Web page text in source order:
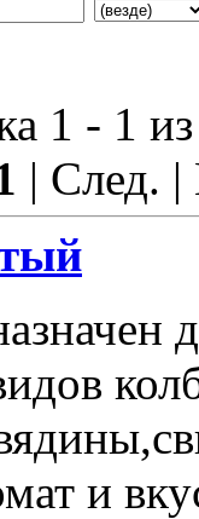
1 - 1
| След.
и